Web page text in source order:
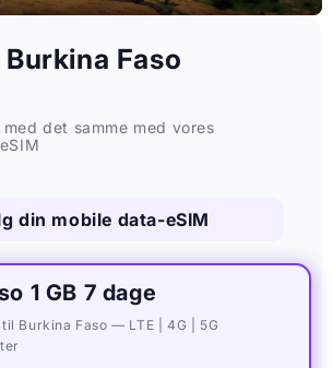
Burkina Faso
det samme med vores
din mobile data-eSIM
1 GB 7 dage
Burkina Faso — LTE | 4G | 5G